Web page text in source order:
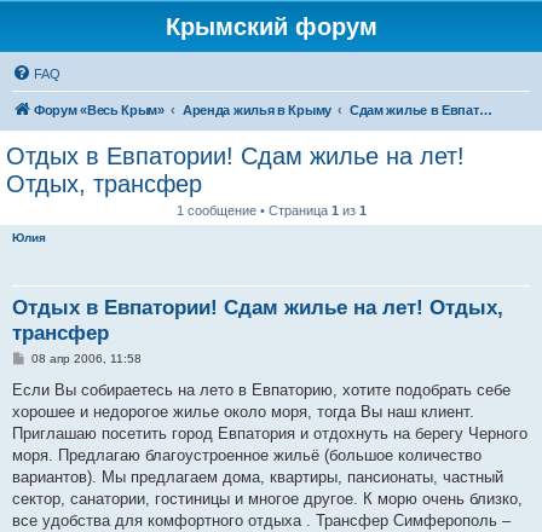
Крымский форум
FAQ
Форум «Весь Крым» Аренда жилья в Крыму Сдам жилье в Евпатории, Саках
Отдых в Евпатории! Сдам жилье на лет!
Отдых, трансфер
1 сообщение • Страница 1 из 1
Юлия
Отдых в Евпатории! Сдам жилье на лет! Отдых,
трансфер
С
о
щ
е
и
е
08 апр 2006, 11:58
Если Вы собираетесь на лето в Евпаторию, хотите подобрать себе
хорошее и недорогое жилье около моря, тогда Вы наш клиент.
Приглашаю посетить город Евпатория и отдохнуть на берегу Черного
моря. Предлагаю благоустроенное жильё (большое количество
вариантов). Мы предлагаем дома, квартиры, пансионаты, частный
сектор, санатории, гостиницы и многое другое. К морю очень близко,
все удобства для комфортного отдыха . Трансфер Симферополь –